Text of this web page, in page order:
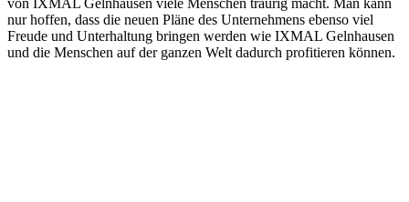
von IXMAL Gelnhausen viele Menschen traurig macht. Man kann
nur hoffen, dass die neuen Pläne des Unternehmens ebenso viel
Freude und Unterhaltung bringen werden wie IXMAL Gelnhausen
und die Menschen auf der ganzen Welt dadurch profitieren können.